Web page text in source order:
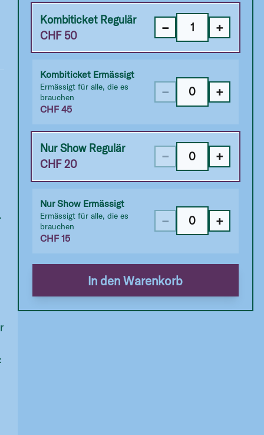
Kombiticket Regulär
CHF 50
− +
Kombiticket Ermässigt
Ermässigt für alle, die es
brauchen
CHF45
− +
Nur Show Regulär
CHF20
− +
Nur Show Ermässigt
Ermässigt für alle, die es
brauchen
CHF15
− +
In den Warenkorb